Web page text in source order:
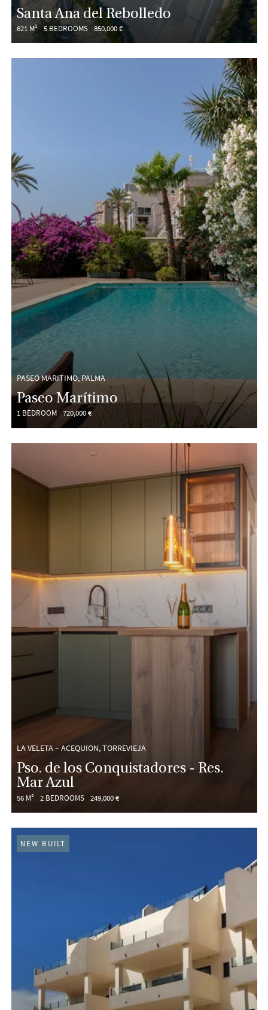
Santa Ana del Rebolledo
621 M² 5 BEDROOMS 850,000 €
PASEO MARITIMO, PALMA
Paseo Marítimo
1 BEDROOM 720,000 €
LA VELETA – ACEQUION, TORREVIEJA
Pso. de los Conquistadores - Res.
Mar Azul
56 M² 2 BEDROOMS 249,000 €
NEW BUILT